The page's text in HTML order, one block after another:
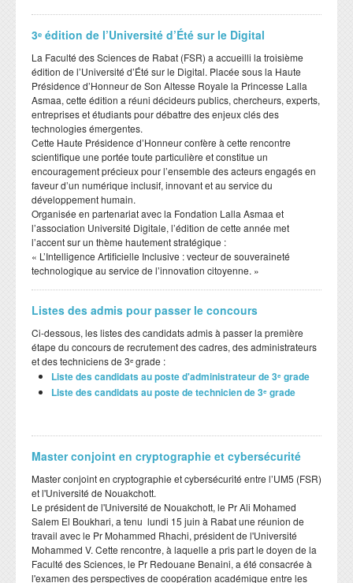
3ᵉ édition de l’Université d’Été sur le Digital
​La Faculté des Sciences de Rabat (FSR) a accueilli la troisième
édition de l’Université d’Été sur le Digital. Placée sous la Haute
Présidence d’Honneur de Son Altesse Royale la Princesse Lalla
Asmaa, cette édition a réuni décideurs publics, chercheurs, experts,
entreprises et étudiants pour débattre des enjeux clés des
technologies émergentes.
​Cette Haute Présidence d’Honneur confère à cette rencontre
scientifique une portée toute particulière et constitue un
encouragement précieux pour l’ensemble des acteurs engagés en
faveur d’un numérique inclusif, innovant et au service du
développement humain.
​Organisée en partenariat avec la Fondation Lalla Asmaa et
l’association Université Digitale, l’édition de cette année met
l’accent sur un thème hautement stratégique :
​« L’Intelligence Artificielle Inclusive : vecteur de souveraineté
technologique au service de l’innovation citoyenne. »
Listes des admis pour passer le concours
Ci-dessous, les listes des candidats admis à passer la première
étape du concours de recrutement des cadres, des administrateurs
et des techniciens de 3ᵉ grade :
Liste des candidats au poste d'administrateur de 3ᵉ grade
Liste des candidats au poste de technicien de 3ᵉ grade
Master conjoint en cryptographie et cybersécurité
Master conjoint en cryptographie et cybersécurité entre l’UM5 (FSR)
et l'Université de Nouakchott.
Le président de l'Université de Nouakchott, le Pr Ali Mohamed
Salem El Boukhari, a tenu lundi 15 juin à Rabat une réunion de
travail avec le Pr Mohammed Rhachi, président de l'Université
Mohammed V. Cette rencontre, à laquelle a pris part le doyen de la
Faculté des Sciences, le Pr Redouane Benaini, a été consacrée à
l'examen des perspectives de coopération académique entre les